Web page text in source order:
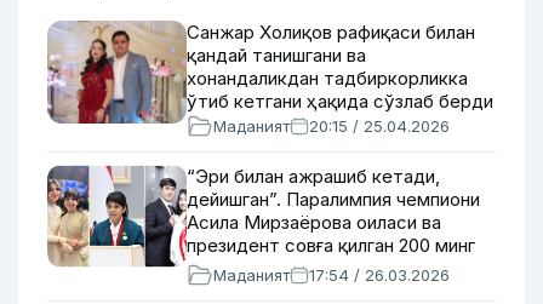
Санжар Холиқов рафиқаси билан
қандай танишгани ва
хонандаликдан тадбиркорликка
ўтиб кетгани ҳақида сўзлаб берди
Маданият 20:15 / 25.04.2026
“Эри билан ажрашиб кетади,
дейишган”. Паралимпия чемпиони
Асила Мирзаёрова оиласи ва
президент совға қилган 200 минг
долларни нимага сарфлагани
ҳақида
Маданият 17:54 / 26.03.2026